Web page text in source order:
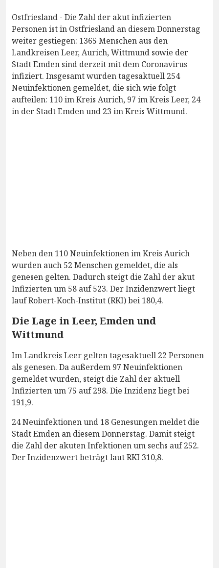
Ostfriesland - Die Zahl der akut infizierten
Personen ist in Ostfriesland an diesem Donnerstag
weiter gestiegen: 1365 Menschen aus den
Landkreisen Leer, Aurich, Wittmund sowie der
Stadt Emden sind derzeit mit dem Coronavirus
infiziert. Insgesamt wurden tagesaktuell 254
Neuinfektionen gemeldet, die sich wie folgt
aufteilen: 110 im Kreis Aurich, 97 im Kreis Leer, 24
in der Stadt Emden und 23 im Kreis Wittmund.
Neben den 110 Neuinfektionen im Kreis Aurich
wurden auch 52 Menschen gemeldet, die als
genesen gelten. Dadurch steigt die Zahl der akut
Infizierten um 58 auf 523. Der Inzidenzwert liegt
lauf Robert-Koch-Institut (RKI) bei 180,4.
Die Lage in Leer, Emden und
Wittmund
Im Landkreis Leer gelten tagesaktuell 22 Personen
als genesen. Da außerdem 97 Neuinfektionen
gemeldet wurden, steigt die Zahl der aktuell
Infizierten um 75 auf 298. Die Inzidenz liegt bei
191,9.
24 Neuinfektionen und 18 Genesungen meldet die
Stadt Emden an diesem Donnerstag. Damit steigt
die Zahl der akuten Infektionen um sechs auf 252.
Der Inzidenzwert beträgt laut RKI 310,8.